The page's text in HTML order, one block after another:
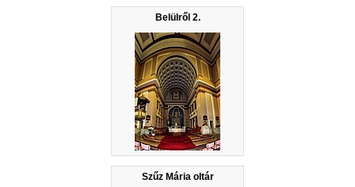
Belülről 2.
Szűz Mária oltár